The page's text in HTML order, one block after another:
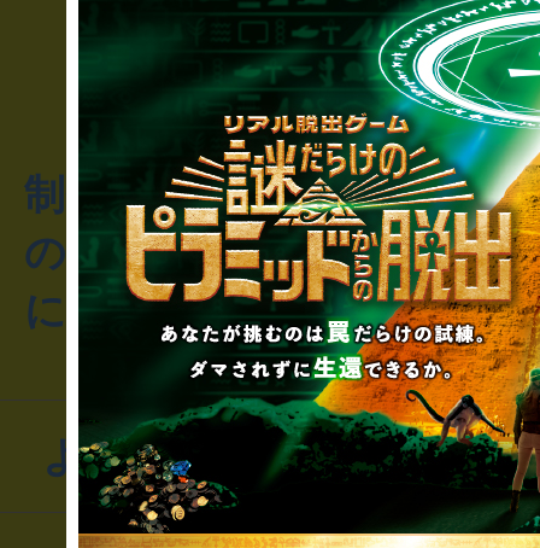
制作のご相談・コラボレ
のお客様からのご質問や
にお問い合わせください
よくあるお問い合わせ